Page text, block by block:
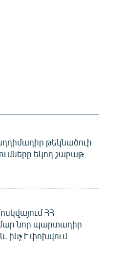
թեկնածուի
եկող շաբաթ
ՀՀ
նոր պարտադիր
ինչ է փոխվում